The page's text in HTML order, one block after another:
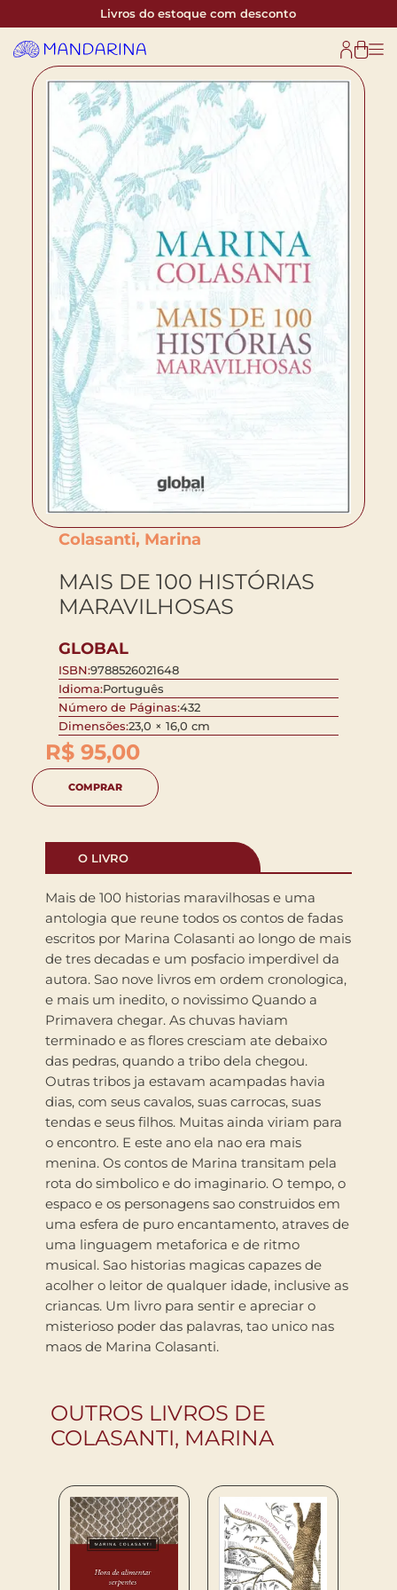
Livros do estoque com desconto
Colasanti, Marina
MAIS DE 100 HISTÓRIAS
MARAVILHOSAS
GLOBAL
ISBN:9788526021648
Idioma:Português
Número de Páginas:432
Dimensões:23,0 × 16,0 cm
R$ 95,00
COMPRAR
O LIVRO
Mais de 100 historias maravilhosas e uma
antologia que reune todos os contos de fadas
escritos por Marina Colasanti ao longo de mais
de tres decadas e um posfacio imperdivel da
autora. Sao nove livros em ordem cronologica,
e mais um inedito, o novissimo Quando a
Primavera chegar. As chuvas haviam
terminado e as flores cresciam ate debaixo
das pedras, quando a tribo dela chegou.
Outras tribos ja estavam acampadas havia
dias, com seus cavalos, suas carrocas, suas
tendas e seus filhos. Muitas ainda viriam para
o encontro. E este ano ela nao era mais
menina. Os contos de Marina transitam pela
rota do simbolico e do imaginario. O tempo, o
espaco e os personagens sao construidos em
uma esfera de puro encantamento, atraves de
uma linguagem metaforica e de ritmo
musical. Sao historias magicas capazes de
acolher o leitor de qualquer idade, inclusive as
criancas. Um livro para sentir e apreciar o
misterioso poder das palavras, tao unico nas
maos de Marina Colasanti.
OUTROS LIVROS DE
COLASANTI, MARINA